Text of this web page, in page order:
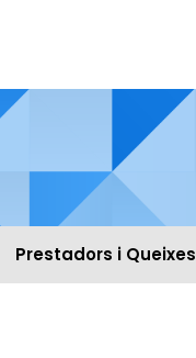
Prestadors i Queixes